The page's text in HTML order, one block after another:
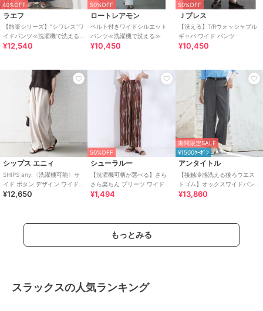
40%OFF
ラエフ
【旅楽シリーズ】”シワレス”ワ
イドパンツ≪洗濯機で洗える
≫
¥12,540
50%OFF
ロートレアモン
ベルト付きワイドシルエット
パンツ≪洗濯機で洗える≫
¥10,450
50%OFF
Ｊプレス
【洗える】T/Rウォッシャブル
ギャバ ワイド パンツ
¥10,450
シップス エニィ
SHIPS any:〈洗濯機可能〉サ
イド ボタン デザイン ワイド
イージー パンツ
¥12,650
50%OFF
シューラルー
【洗濯機可柄が選べる】さら
さら楽ちん プリーツ ワイドパ
ンツ
¥1,494
期間限定SALE
¥1500ｸｰﾎﾟﾝ
アンタイトル
【接触冷感洗える後ろウエス
トゴム】オックスワイドパン
ツ
¥13,860
もっとみる
スラックスの人気ランキング